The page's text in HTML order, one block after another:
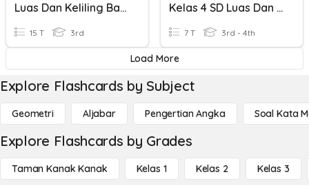
Luas Dan Keliling Bangun Datar- Ali Mustofa
15 T 3rd
Kelas 4 SD Luas Dan Keliling Bangun Datar
7 T 3rd - 4th
Load More
Explore Flashcards by Subject
Geometri Aljabar Pengertian Angka Soal Kata
Explore Flashcards by Grades
Taman Kanak Kanak Kelas 1 Kelas 2 Kelas 3